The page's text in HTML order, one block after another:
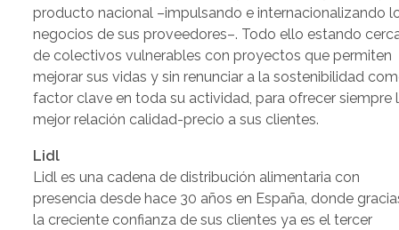
producto nacional –impulsando e internacionalizando
negocios de sus proveedores–. Todo ello estando
de colectivos vulnerables con proyectos que permiten
mejorar sus vidas y sin renunciar a la sostenibilidad
factor clave en toda su actividad, para ofrecer siempre
mejor relación calidad-precio a sus clientes.
Lidl
Lidl es una cadena de distribución alimentaria con
presencia desde hace 30 años en España, donde
la creciente confianza de sus clientes ya es el tercer